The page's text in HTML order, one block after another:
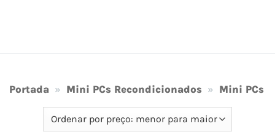
Portada » Mini PCs Recondicionados » Mini PCs